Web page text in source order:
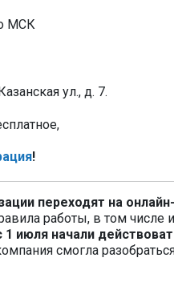
МСК
ул., д. 7.
!
переходят на
работы, в том числе
1 июля начали
смогла